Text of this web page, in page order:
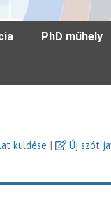
PhD műhely
küldése | Új szót